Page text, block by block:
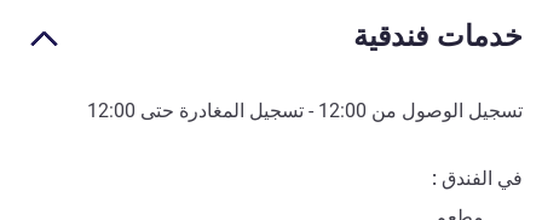
خدمات فندقية
تسجيل الوصول من 12:00 - تسجيل المغادرة حتى 12:00
في الفندق